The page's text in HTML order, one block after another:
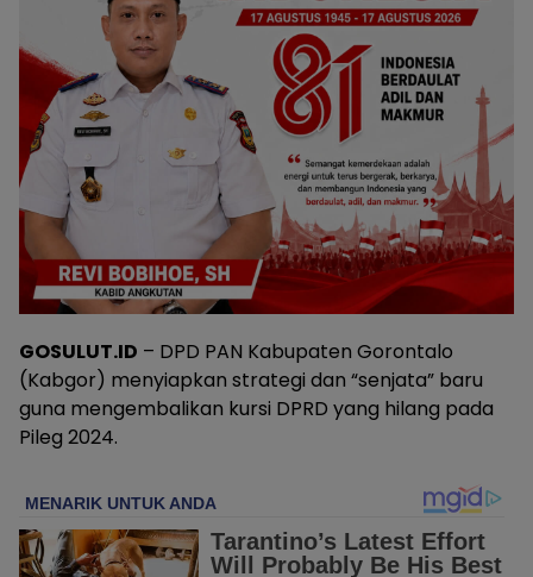
GOSULUT.ID – DPD PAN Kabupaten Gorontalo
(Kabgor) menyiapkan strategi dan “senjata” baru
guna mengembalikan kursi DPRD yang hilang pada
Pileg 2024.